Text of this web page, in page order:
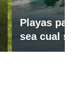
Playas
sea cual